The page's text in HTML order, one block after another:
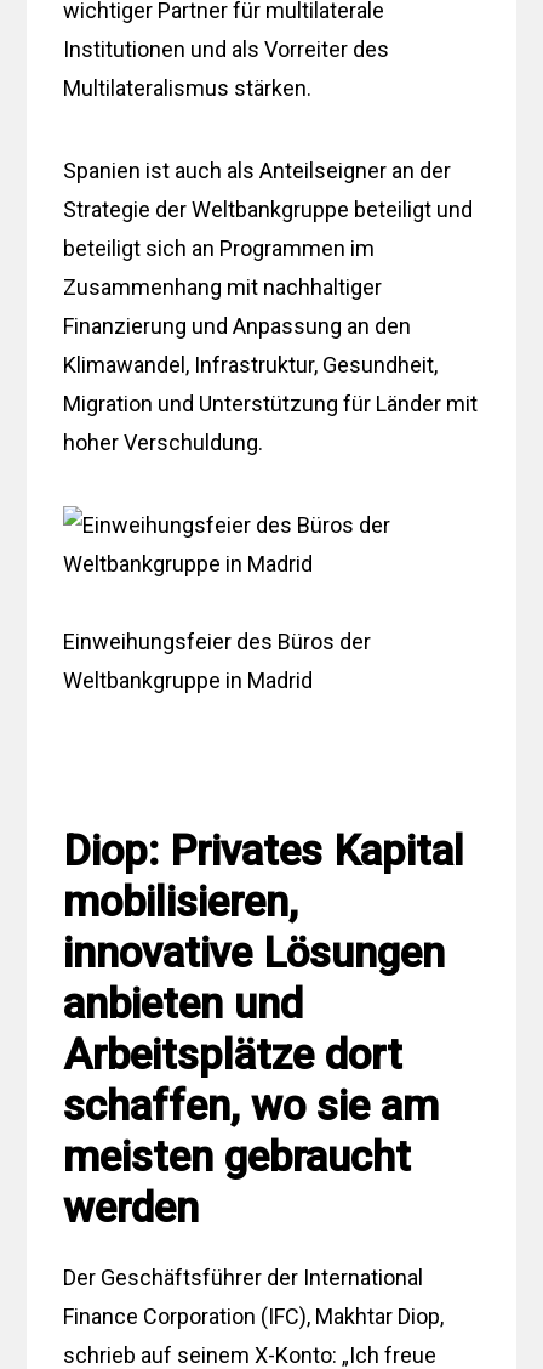
wichtiger Partner für multilaterale
Institutionen und als Vorreiter des
Multilateralismus stärken.
Spanien ist auch als Anteilseigner an der
Strategie der Weltbankgruppe beteiligt und
beteiligt sich an Programmen im
Zusammenhang mit nachhaltiger
Finanzierung und Anpassung an den
Klimawandel, Infrastruktur, Gesundheit,
Migration und Unterstützung für Länder mit
hoher Verschuldung.
Einweihungsfeier des Büros der
Weltbankgruppe in Madrid
Diop: Privates Kapital
mobilisieren,
innovative Lösungen
anbieten und
Arbeitsplätze dort
schaffen, wo sie am
meisten gebraucht
werden
Der Geschäftsführer der International
Finance Corporation (IFC), Makhtar Diop,
schrieb auf seinem X-Konto: „Ich freue